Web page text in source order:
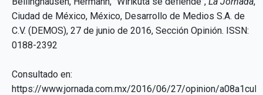
Ciudad de México, México, Desarrollo de Medios S.A. de
C.V. (DEMOS), 27 de junio de 2016, Sección Opinión. ISSN:
0188-2392
Consultado en:
https://www.jornada.com.mx/2016/06/27/opinion/a08a1cul